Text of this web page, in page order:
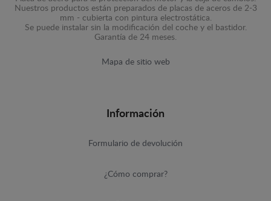
Nuestros productos están preparados de placas de aceros de 2-3
mm - cubierta con pintura electrostática.
Se puede instalar sin la modificación del coche y el bastidor.
Garantía de 24 meses.
Mapa de sitio web
Información
Formulario de devolución
¿Cómo comprar?